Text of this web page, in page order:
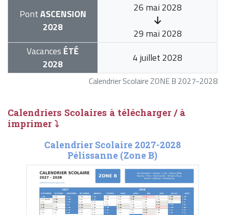
Calendrier Scolaire ZONE B 2027-2028
PontASCENSION
2028
26 mai 2028
29 mai 2028
Vacances ÉTÉ
2028
4 juillet 2028
Calendriers Scolaires à télécharger / à
imprimer ⤵
Calendrier Scolaire 2027-2028
Pélissanne (Zone B)